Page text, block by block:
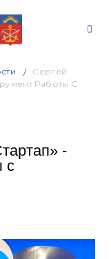
Сергей
Работы С
-
с